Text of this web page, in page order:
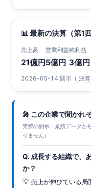
📊 最新の決算（第1四
売上高
21億円
営業利益
5億円
純利益
3億円
2026-05-14 開示（ 決
🎤 この企業で聞かれ
実際の開示・業績データか
りません）
Q. 成長する組織で、
か？
💡 売上が伸びている局